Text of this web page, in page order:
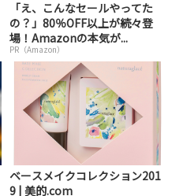
「え、こんなセールやってた
の？」80％OFF以上が続々登
場！Amazonの本気が...
PR（Amazon）
ベースメイクコレクション201
9 | 美的.com